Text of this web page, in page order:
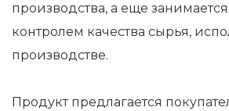
производства, а еще
контролем качества сырья,
производстве.
Продукт предлагается